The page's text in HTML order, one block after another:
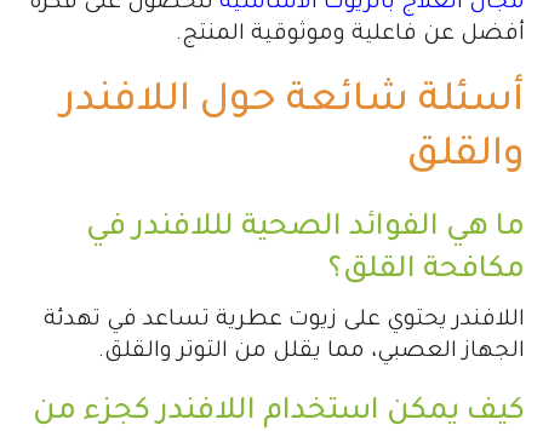
أفضل عن فاعلية وموثوقية المنتج.
أسئلة شائعة حول اللافندر
والقلق
ما هي الفوائد الصحية لللافندر في
مكافحة القلق؟
اللافندر يحتوي على زيوت عطرية تساعد في تهدئة
الجهاز العصبي، مما يقلل من التوتر والقلق.
كيف يمكن استخدام اللافندر كجزء من